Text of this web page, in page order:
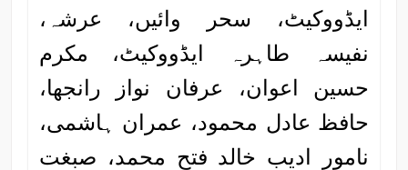
ایڈووکیٹ، سحر وائیں، عرشہ،
نفیسہ طاہرہ ایڈووکیٹ، مکرم
حسین اعوان، عرفان نواز رانجھا،
حافظ عادل محمود، عمران ہاشمی،
نامور ادیب خالد فتح محمد، صبغت